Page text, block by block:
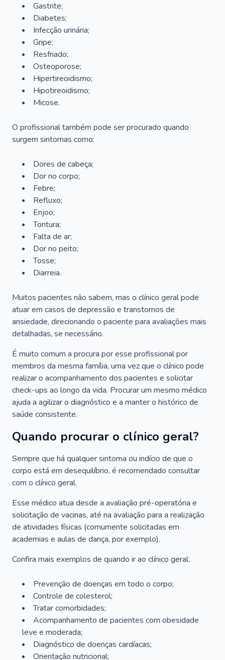
Gastrite;
Diabetes;
Infecção urinária;
Gripe;
Resfriado;
Osteoporose;
Hipertireoidismo;
Hipotireoidismo;
Micose.
O profissional também pode ser procurado quando
surgem sintomas como:
Dores de cabeça;
Dor no corpo;
Febre;
Refluxo;
Enjoo;
Tontura;
Falta de ar;
Dor no peito;
Tosse;
Diarreia.
Muitos pacientes não sabem, mas o clínico geral pode
atuar em casos de depressão e transtornos de
ansiedade, direcionando o paciente para avaliações mais
detalhadas, se necessário.
É muito comum a procura por esse profissional por
membros da mesma família, uma vez que o clínico pode
realizar o acompanhamento dos pacientes e solicitar
check-ups ao longo da vida. Procurar um mesmo médico
ajuda a agilizar o diagnóstico e a manter o histórico de
saúde consistente.
Quando procurar o clínico geral?
Sempre que há qualquer sintoma ou indício de que o
corpo está em desequilíbrio, é recomendado consultar
com o clínico geral.
Esse médico atua desde a avaliação pré-operatória e
solicitação de vacinas, até na avaliação para a realização
de atividades físicas (comumente solicitadas em
academias e aulas de dança, por exemplo).
Confira mais exemplos de quando ir ao clínico geral:
Prevenção de doenças em todo o corpo;
Controle de colesterol;
Tratar comorbidades;
Acompanhamento de pacientes com obesidade
leve e moderada;
Diagnóstico de doenças cardíacas;
Orientação nutricional;